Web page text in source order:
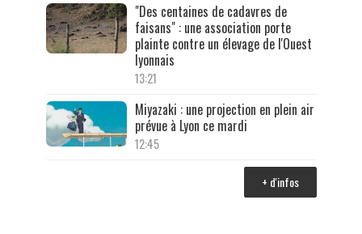
"Des centaines de cadavres de
faisans" : une association porte
plainte contre un élevage de l'Ouest
lyonnais
13:21
Miyazaki : une projection en plein air
prévue à Lyon ce mardi
12:45
+ d'infos